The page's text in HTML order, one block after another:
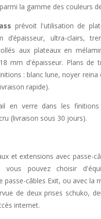
la gamme des couleurs
prévoit l'utilisation de
d’épaisseur, ultra-clairs,
aux plateaux en
mm d'épaisseur. Plans de
: blanc lune, noyer reina
rapide).
en verre dans les
(livraison sous 30 jours).
et extensions avec passe-
vous pouvez choisir
passe-câbles Exit, ou avec la
de deux prises schuko,
internet.